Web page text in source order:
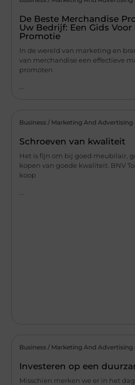
De Beste Merchandise
Uw Bedrijf: Een Gids
Promotie
In de wereld van marketing en
van merchandise een effectieve
promoten
...
Business / Marketing And Advertising
Schroeven van kwaliteit
Het is fijn om bij goed meubilair,
kopen van goede kwaliteit. BNV
koop
Business / Marketing And Advertising
Investeren op een
Misschien merken we er in het